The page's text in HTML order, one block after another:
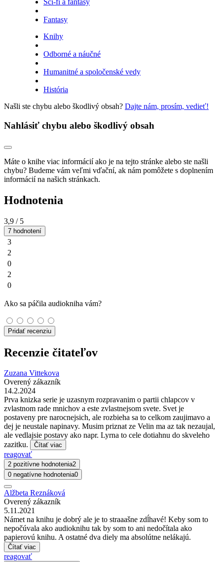
Sci-fi a fantasy
Fantasy
Knihy
Odborné a náučné
Humanitné a spoločenské vedy
História
Našli ste chybu alebo škodlivý obsah? Dajte nám, prosím, vedieť!
Nahlásiť chybu alebo škodlivý obsah
Máte o knihe viac informácií ako je na tejto stránke alebo ste našli
chybu? Budeme vám veľmi vďační, ak nám pomôžete s doplnením
informácií na našich stránkach.
Hodnotenia
3,9 / 5
7 hodnotení
3
2
0
2
0
Ako sa páčila audiokniha vám?
Pridať recenziu
Recenzie čitateľov
Zuzana Vittekova
Overený zákazník
14.2.2024
Prva knizka serie je uzasnym rozpravanim o partii chlapcov v
zvlastnom rade mnichov a este zvlastnejsom svete. Svet je
postaveny pre narocnejsich, ale rozbieha sa to celkom zaujimavo a
dej je neustale napinavy. Musim priznat ze Velin ma az tak nezaujal,
ale vedlajsie postavy ako napr. Lyrna to cele dotiahnu do skveleho
zazitku.
Čítať viac
reagovať
2 pozitívne hodnotenia2
0 negatívne hodnotenia0
Alžbeta Reznáková
Overený zákazník
5.11.2021
Námet na knihu je dobrý ale je to straaašne zdĺhavé! Keby som to
nepočúvala ako audioknihu tak by som to ani nedočítala ako
papierovú knihu. A ostatné dva diely ma absolútne nelákajú.
Čítať viac
reagovať